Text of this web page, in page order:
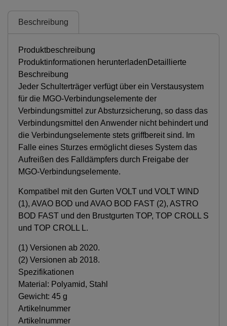
Beschreibung
Produktbeschreibung
Produktinformationen herunterladenDetaillierte
Beschreibung
Jeder Schulterträger verfügt über ein Verstausystem
für die MGO-Verbindungselemente der
Verbindungsmittel zur Absturzsicherung, so dass das
Verbindungsmittel den Anwender nicht behindert und
die Verbindungselemente stets griffbereit sind. Im
Falle eines Sturzes ermöglicht dieses System das
Aufreißen des Falldämpfers durch Freigabe der
MGO-Verbindungselemente.
Kompatibel mit den Gurten VOLT und VOLT WIND
(1), AVAO BOD und AVAO BOD FAST (2), ASTRO
BOD FAST und den Brustgurten TOP, TOP CROLL S
und TOP CROLL L.
(1) Versionen ab 2020.
(2) Versionen ab 2018.
Spezifikationen
Material: Polyamid, Stahl
Gewicht: 45 g
Artikelnummer
Artikelnummer